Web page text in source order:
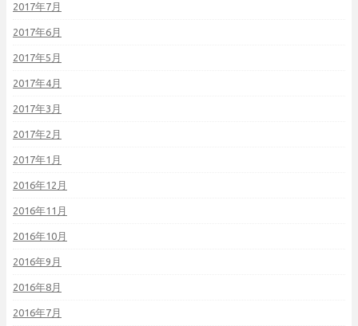
2017年7月
2017年6月
2017年5月
2017年4月
2017年3月
2017年2月
2017年1月
2016年12月
2016年11月
2016年10月
2016年9月
2016年8月
2016年7月